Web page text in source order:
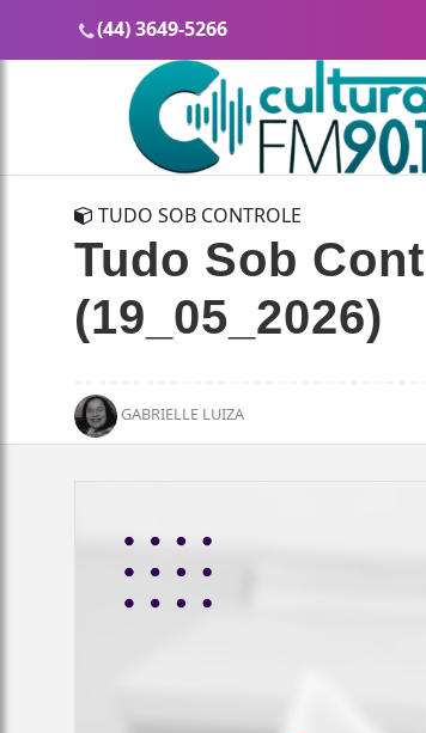
(44) 3649-5266
TUDO SOB CONTROLE
Tudo Sob
(19_05_2026)
GABRIELLE LUIZA